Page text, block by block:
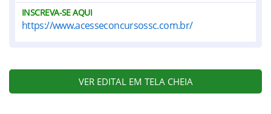
INSCREVA-SE AQUI
https://www.acesseconcursossc.com.br/
VER EDITAL EM TELA CHEIA